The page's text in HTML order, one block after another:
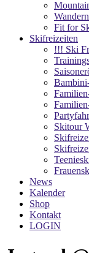
Fit for
Skifreizeiten
!!! Ski
Skitour
News
Kalender
Shop
Kontakt
LOGIN